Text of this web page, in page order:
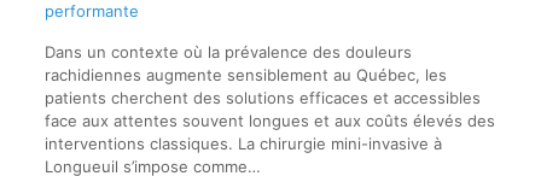
performante
Dans un contexte où la prévalence des douleurs
rachidiennes augmente sensiblement au Québec, les
patients cherchent des solutions efficaces et accessibles
face aux attentes souvent longues et aux coûts élevés des
interventions classiques. La chirurgie mini-invasive à
Longueuil s’impose comme…